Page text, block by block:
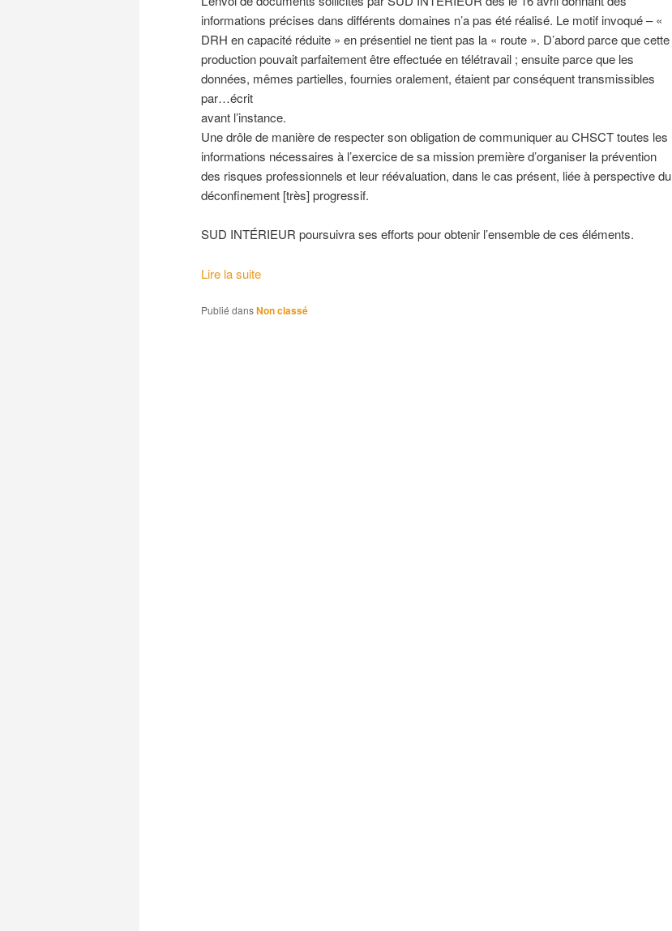
informations précises dans différents domaines n’a pas été réalisé. Le motif invoqué – «
DRH en capacité réduite » en présentiel ne tient pas la « route ». D’abord parce que cette
production pouvait parfaitement être effectuée en télétravail ; ensuite parce que les
données, mêmes partielles, fournies oralement, étaient par conséquent transmissibles
par…écrit
avant l’instance.
Une drôle de manière de respecter son obligation de communiquer au CHSCT toutes les
informations nécessaires à l’exercice de sa mission première d’organiser la prévention
des risques professionnels et leur réévaluation, dans le cas présent, liée à perspective du
déconfinement [très] progressif.
SUD INTÉRIEUR poursuivra ses efforts pour obtenir l’ensemble de ces éléments.
Lire la suite
Publié dansNon classé